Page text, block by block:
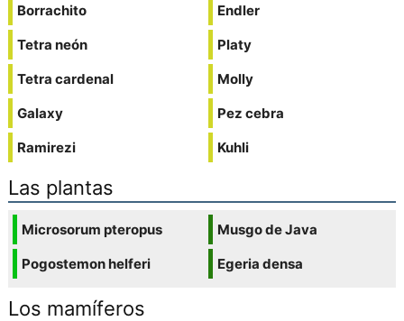
Borrachito
Tetra neón
Tetra cardenal
Galaxy
Ramirezi
Endler
Platy
Molly
Pez cebra
Kuhli
Las plantas
Microsorum pteropus
Pogostemon helferi
Musgo de Java
Egeria densa
Los mamíferos